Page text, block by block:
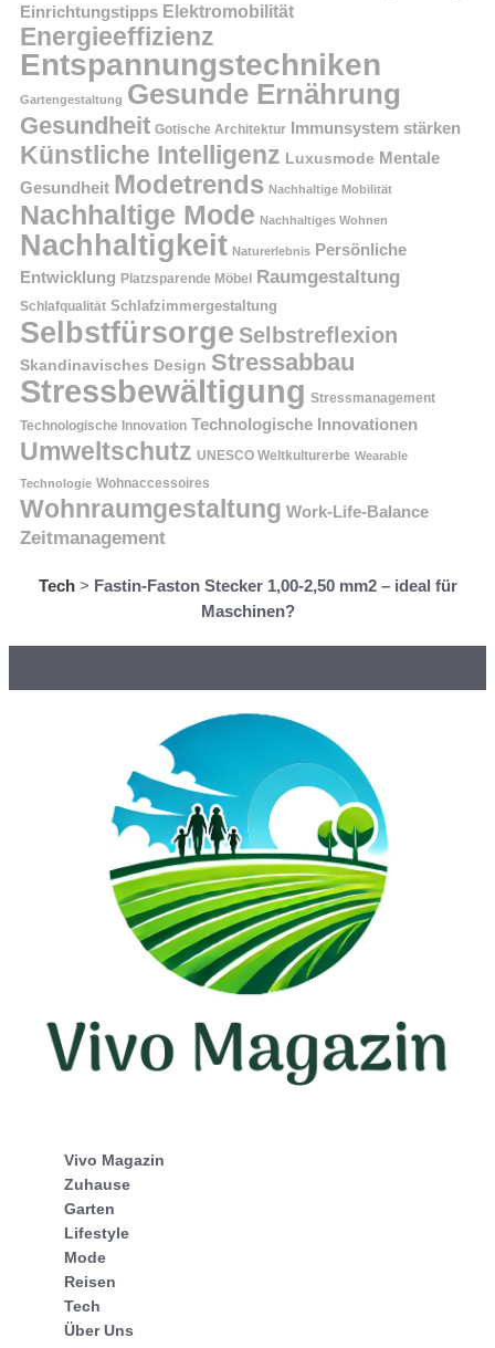
Einrichtungstipps Elektromobilität
Energieeffizienz
Entspannungstechniken
Gartengestaltung Gesunde Ernährung
Gesundheit Gotische Architektur Immunsystem stärken
Künstliche Intelligenz Luxusmode Mentale
Gesundheit Modetrends Nachhaltige Mobilität
Nachhaltige Mode Nachhaltiges Wohnen
Nachhaltigkeit Naturerlebnis Persönliche
Entwicklung Platzsparende Möbel Raumgestaltung
Schlafqualität Schlafzimmergestaltung
Selbstfürsorge Selbstreflexion
Skandinavisches Design Stressabbau
Stressbewältigung Stressmanagement
Technologische Innovation Technologische Innovationen
Umweltschutz UNESCO Weltkulturerbe Wearable
Technologie Wohnaccessoires
Wohnraumgestaltung Work-Life-Balance
Zeitmanagement
Tech> Fastin-Faston Stecker 1,00-2,50 mm2 – ideal für
Maschinen?
Vivo Magazin
Zuhause
Garten
Lifestyle
Mode
Reisen
Tech
Über Uns